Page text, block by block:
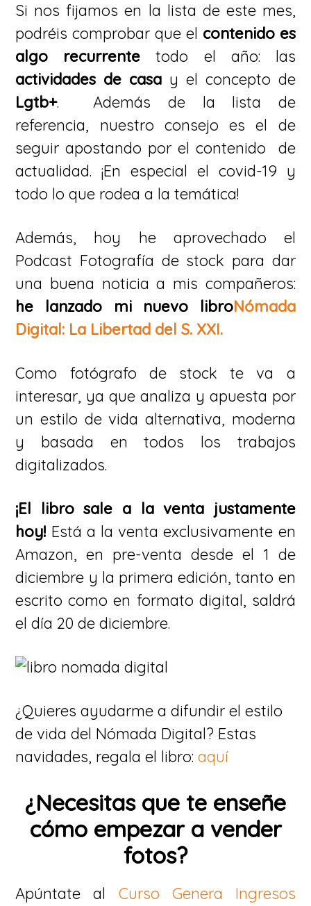
Si nos fijamos en la lista de este mes,
podréis comprobar que el contenido es
algo recurrente todo el año: las
actividades de casa y el concepto de
Lgtb+. Además de la lista de
referencia, nuestro consejo es el de
seguir apostando por el contenido de
actualidad. ¡En especial el covid-19 y
todo lo que rodea a la temática!
Además, hoy he aprovechado el
Podcast Fotografía de stock para dar
una buena noticia a mis compañeros:
he lanzado mi nuevo libroNómada
Digital: La Libertad del S. XXI.
Como fotógrafo de stock te va a
interesar, ya que analiza y apuesta por
un estilo de vida alternativa, moderna
y basada en todos los trabajos
digitalizados.
¡El libro sale a la venta justamente
hoy! Está a la venta exclusivamente en
Amazon, en pre-venta desde el 1 de
diciembre y la primera edición, tanto en
escrito como en formato digital, saldrá
el día 20 de diciembre.
¿Quieres ayudarme a difundir el estilo
de vida del Nómada Digital? Estas
navidades, regala el libro:aquí
¿Necesitas que te enseñe
cómo empezar a vender
fotos?
Apúntate al Curso Genera Ingresos